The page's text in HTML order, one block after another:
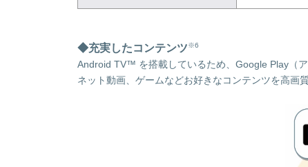
◆充実したコンテンツ※6
Android TV™ を搭載しているため、Google Play（
ネット動画、ゲームなどお好きなコンテンツを高画